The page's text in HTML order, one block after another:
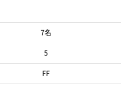
7名
5
FF